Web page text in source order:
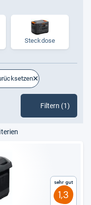
Steckdose
Filtern (1)
Sehr gut
1,3